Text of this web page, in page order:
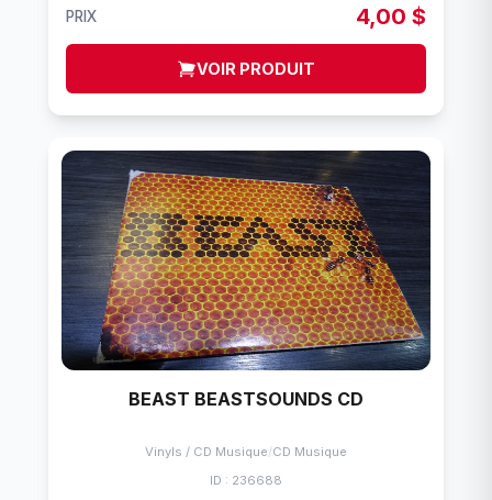
PRIX 4,00 $
VOIR PRODUIT
BEAST BEASTSOUNDS CD
Vinyls / CD Musique/CD Musique
ID : 236688